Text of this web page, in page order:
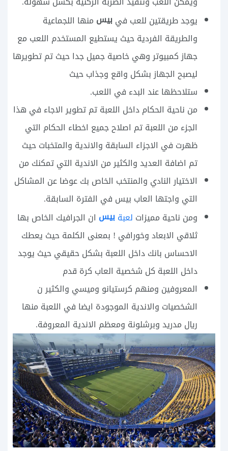
يوجد طريقتين للعب فيبيس منها اللجماعية
والطريقة الفردية حيث يستطيع المستخدم اللعب مع
جهاز كمبيوتر وهي خاصية جميل جدا حيث تم تطويرها
ليصبح الجهاز بشكل واقع وجذاب حيث
ستلاحظها عند البدء في اللعب.
من ناحية الحكام داخل اللعبة تم تطوير الاجاء في هذا
الجزء من اللعبة تم اصلاح جميع اخطاء الحكام التي
ظهرت في الاجزاء السابقة والاندية والمتخبات حيث
تم اضافة العديد والكثير من الاندية التي تمكنك من
الاختيار النادي والمنتخب الخاص بك عوضا عن المشاكل
التي واجتها العاب بيس في الفترة السابقة.
ومن ناحية مميزات لعبةبيس ان الجرافيك الخاص بها
ثلاقي الابعاد وخورافي ! بمعنى الكلمة حيث يعطك
الاحساس بانك داخل اللعبة بشكل حقيقي حيث يوجد
داخل اللعبة كل شخصية العاب كرة قدم
المعروفين ومنهم كرستيانو وميسي والكثير ن
الشخصيات والاندية الموجودة ايضا في اللعبة منها
ريال مدريد وبرشلونة ومعظم الاندية المعروفة.